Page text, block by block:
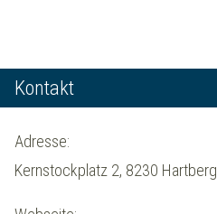
Kontakt
Adresse:
Kernstockplatz 2, 8230 Hartberg